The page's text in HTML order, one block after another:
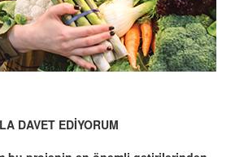
DAVET EDİYORUM